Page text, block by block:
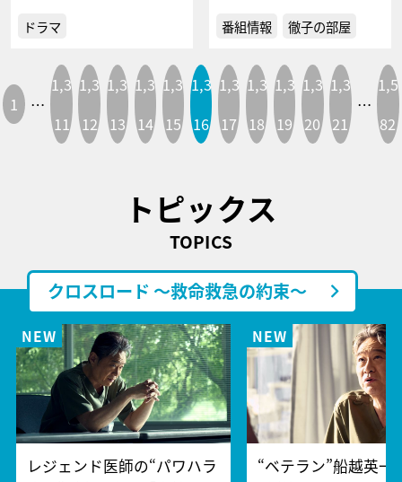
ドラマ 番組情報 徹子の部屋
1 …
1,3
11
1,3
12
1,3
13
1,3
14
1,3
15
1,3
16
1,3
17
1,3
18
1,3
19
1,3
20
1,3
21
…
1,5
82
トピックス
TOPICS
クロスロード ～救命救急の約束～
レジェンド医師の“パワハラ
“ベテラン”船越英一